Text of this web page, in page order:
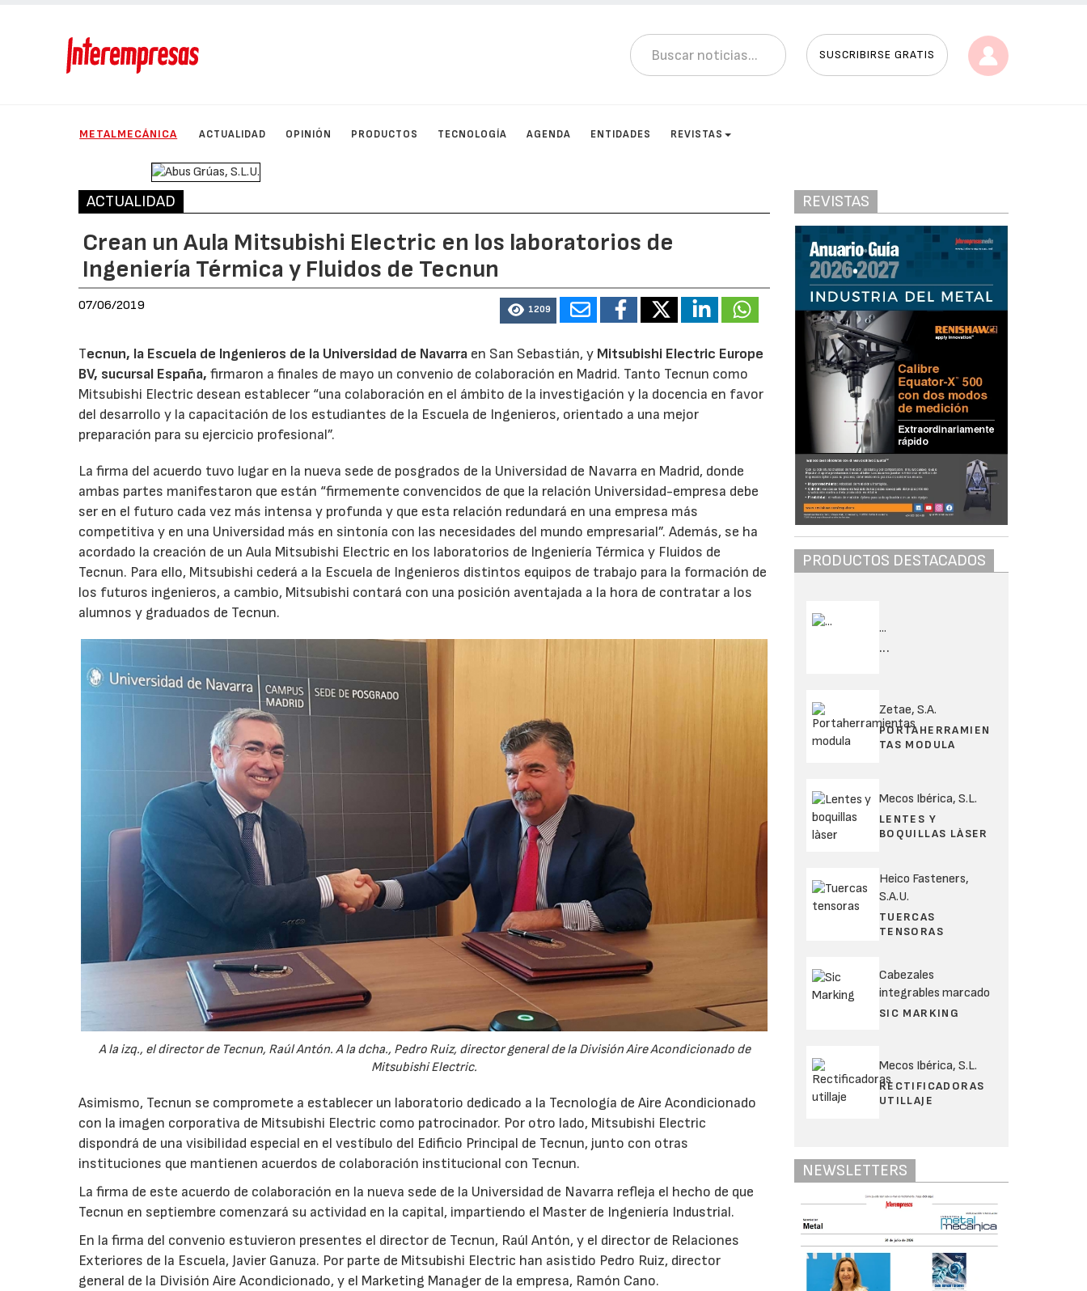
SUSCRIBIRSE GRATIS
METALMECÁNICA ACTUALIDAD OPINIÓN PRODUCTOS TECNOLOGÍA AGENDA ENTIDADES REVISTAS
ACTUALIDAD
Crean un Aula Mitsubishi Electric en los laboratorios de
Ingeniería Térmica y Fluidos de Tecnun
07/06/2019 1209
Tecnun, la Escuela de Ingenieros de la Universidad de Navarra en San Sebastián, y Mitsubishi Electric Europe
BV, sucursal España, firmaron a finales de mayo un convenio de colaboración en Madrid. Tanto Tecnun como
Mitsubishi Electric desean establecer “una colaboración en el ámbito de la investigación y la docencia en favor
del desarrollo y la capacitación de los estudiantes de la Escuela de Ingenieros, orientado a una mejor
preparación para su ejercicio profesional”.
La firma del acuerdo tuvo lugar en la nueva sede de posgrados de la Universidad de Navarra en Madrid, donde
ambas partes manifestaron que están “firmemente convencidos de que la relación Universidad-empresa debe
ser en el futuro cada vez más intensa y profunda y que esta relación redundará en una empresa más
competitiva y en una Universidad más en sintonía con las necesidades del mundo empresarial”. Además, se ha
acordado la creación de un Aula Mitsubishi Electric en los laboratorios de Ingeniería Térmica y Fluidos de
Tecnun. Para ello, Mitsubishi cederá a la Escuela de Ingenieros distintos equipos de trabajo para la formación de
los futuros ingenieros, a cambio, Mitsubishi contará con una posición aventajada a la hora de contratar a los
alumnos y graduados de Tecnun.
A la izq., el director de Tecnun, Raúl Antón. A la dcha., Pedro Ruiz, director general de la División Aire Acondicionado de
Mitsubishi Electric.
Asimismo, Tecnun se compromete a establecer un laboratorio dedicado a la Tecnología de Aire Acondicionado
con la imagen corporativa de Mitsubishi Electric como patrocinador. Por otro lado, Mitsubishi Electric
dispondrá de una visibilidad especial en el vestíbulo del Edificio Principal de Tecnun, junto con otras
instituciones que mantienen acuerdos de colaboración institucional con Tecnun.
La firma de este acuerdo de colaboración en la nueva sede de la Universidad de Navarra refleja el hecho de que
Tecnun en septiembre comenzará su actividad en la capital, impartiendo el Master de Ingeniería Industrial.
En la firma del convenio estuvieron presentes el director de Tecnun, Raúl Antón, y el director de Relaciones
Exteriores de la Escuela, Javier Ganuza. Por parte de Mitsubishi Electric han asistido Pedro Ruiz, director
general de la División Aire Acondicionado, y el Marketing Manager de la empresa, Ramón Cano.
REVISTAS
PRODUCTOS DESTACADOS
...
...
Zetae, S.A.
PORTAHERRAMIEN
TAS MODULA
Mecos Ibérica, S.L.
LENTES Y
BOQUILLAS LÀSER
Heico Fasteners,
S.A.U.
TUERCAS
TENSORAS
Cabezales
integrables marcado
SIC MARKING
Mecos Ibérica, S.L.
RECTIFICADORAS
UTILLAJE
NEWSLETTERS